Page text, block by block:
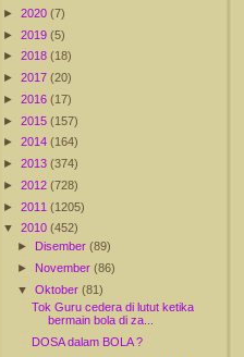
► 2020 (7)
► 2019 (5)
► 2018 (18)
► 2017 (20)
► 2016 (17)
► 2015 (157)
► 2014 (164)
► 2013 (374)
► 2012 (728)
► 2011 (1205)
▼
2010 (452)
► Disember(89)
► November(86)
▼
Oktober(81)
Tok Guru cedera di lutut ketika
bermain bola di za...
DOSA dalam BOLA ?